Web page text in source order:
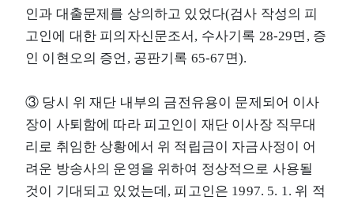
인과 대출문제를 상의하고 있었다(검사 작성의 피
고인에 대한 피의자신문조서, 수사기록 28-29면, 증
인 이현오의 증언, 공판기록 65-67면).
③ 당시 위 재단 내부의 금전유용이 문제되어 이사
장이 사퇴함에 따라 피고인이 재단 이사장 직무대
리로 취임한 상황에서 위 적립금이 자금사정이 어
려운 방송사의 운영을 위하여 정상적으로 사용될
것이 기대되고 있었는데, 피고인은 1997. 5. 1. 위 적